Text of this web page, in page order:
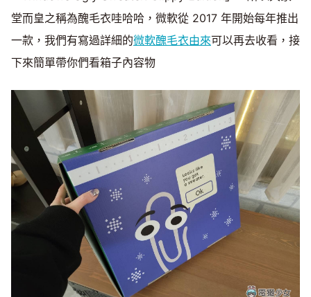
堂而皇之稱為醜毛衣哇哈哈，微軟從 2017 年開始每年推出
一款，我們有寫過詳細的微軟醜毛衣由來可以再去收看，接
下來簡單帶你們看箱子內容物